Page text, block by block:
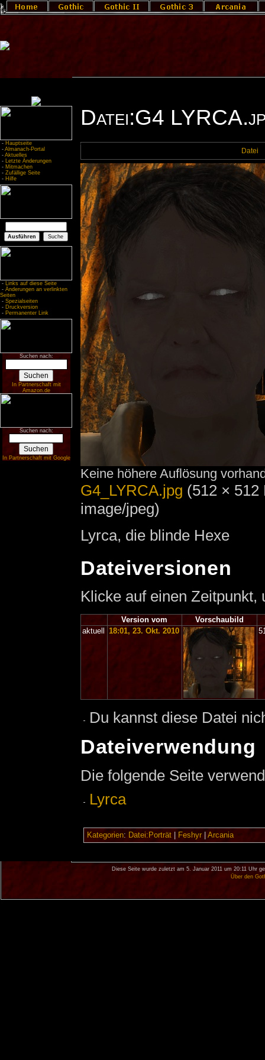
- Hauptseite
- Almanach-Portal
- Aktuelles
- Letzte Änderungen
- Mitmachen
- Zufällige Seite
- Hilfe
- Links auf diese Seite
- Änderungen an verlinkten
Seiten
- Spezialseiten
- Druckversion
- Permanenter Link
Suchen nach:
In Partnerschaft mit
Amazon.de
Suchen nach:
In Partnerschaft mit Google
Datei:G4
Datei
Keine höhere Auflösung
G4_LYRCA.jpg (512 × 512
image/jpeg)
Lyrca, die blinde Hexe
Dateiversionen
Klicke auf einen
Version vom
Vorschaubild
aktuell
18:01, 23. Okt. 2010
Du kannst diese Datei
Dateiverwendung
Die folgende Seite
Lyrca
Kategorien: Datei:Porträt| Feshyr| Arcania
Diese Seite wurde zuletzt am 5. Januar 2011 um 20:11 Uhr
Über den